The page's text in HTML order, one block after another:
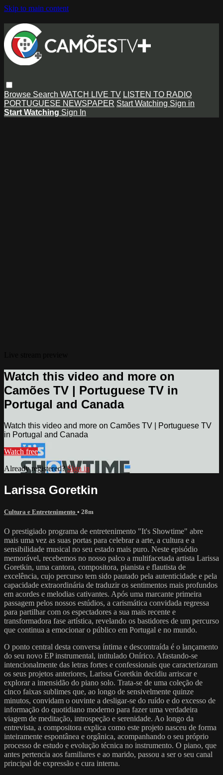
Skip to main content
Browse Search WATCH LIVE TV LISTEN TO RADIO
PORTUGUESE NEWSPAPER Start Watching Sign in
Start Watching Sign In
Watch this video and more on
Camões TV | Portuguese TV in
Portugal and Canada
Watch this video and more on Camões TV | Portuguese TV
in Portugal and Canada
Watch free
Already registered?Sign in
Larissa Goretkin
Cultura e Entretenimento • 28m
O prestigiado programa de entretenimento "It's Showtime" abre
mais uma vez as suas portas para celebrar a arte, a cultura e a
sensibilidade musical no seu estado mais puro. Neste episódio
memorável, recebemos no nosso palco a multifacetada artista Larissa
Goretkin, uma cantora, compositora, pianista e flautista de
excelência, cujo percurso tem sido pautado pela autenticidade e pela
capacidade extraordinária de traduzir os sentimentos mais profundos
em acordes e melodias cativantes. Após uma marcante primeira
passagem pelos nossos estúdios, a carismática convidada regressa
para partilhar com os espectadores a sua mais recente e
transformadora fase artística, revelando os bastidores de um percurso
que continua a emocionar o público em Portugal e no mundo.
O ponto central desta conversa íntima e descontraída é o lançamento
do seu novo EP instrumental, intitulado Onírico. Afastando-se
intencionalmente das letras fortes e confessionais que caracterizaram
os seus projetos anteriores, Larissa Goretkin decidiu arriscar e
explorar a imensidão do piano solo. Trata-se de uma coleção de
cinco faixas sublimes que, ao longo de sensivelmente quinze
minutos, convidam o ouvinte a desligar-se do ruído e do excesso de
informação do quotidiano moderno para fazer uma verdadeira
viagem de meditação, introspeção e serenidade. Ao longo da
entrevista, a compositora explica como este projeto nasceu de forma
inteiramente espontânea e orgânica, acompanhando o seu próprio
processo de estudo e evolução técnica no instrumento. O piano, que
antes pertencia aos familiares e ao marido, passou a ser o seu canal
principal de expressão e cura interna.